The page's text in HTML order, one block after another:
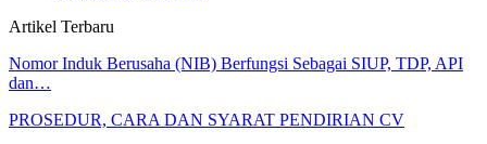
Artikel Terbaru
Nomor Induk Berusaha (NIB) Berfungsi Sebagai SIUP, TDP, API
dan…
PROSEDUR, CARA DAN SYARAT PENDIRIAN CV